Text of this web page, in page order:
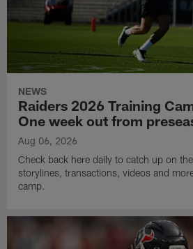
NEWS
Raiders 2026 Training
One week out from
Aug 06, 2026
Check back here daily to catch up on
storylines, transactions, videos and
camp.